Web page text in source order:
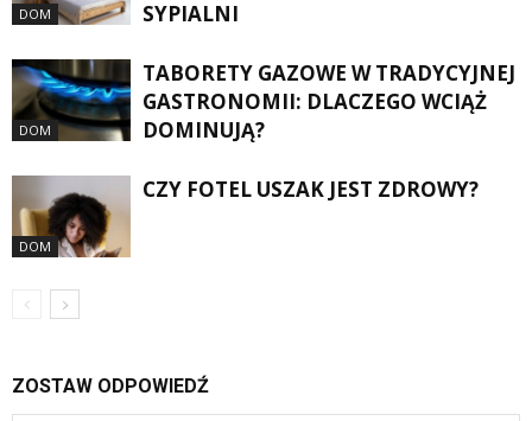
DOM SYPIALNI
DOM
TABORETY GAZOWE W TRADYCYJNEJ
GASTRONOMII: DLACZEGO WCIĄŻ
DOMINUJĄ?
DOM
CZY FOTEL USZAK JEST ZDROWY?
ZOSTAW ODPOWIEDŹ